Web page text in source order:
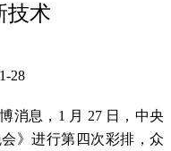
技术
28
消息，1 月 27 日，中央
》进行第四次彩排，众